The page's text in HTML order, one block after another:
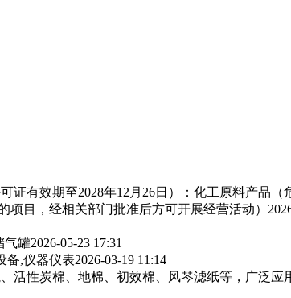
证有效期至2028年12月26日）：化工原料产品
目，经相关部门批准后方可开展经营活动）
气罐2026-05-23 17:31
备,仪器仪表2026-03-19 11:14
活性炭棉、地棉、初效棉、风琴滤纸‌等，广泛应